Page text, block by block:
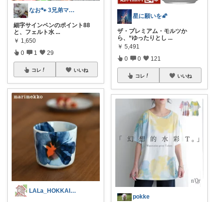
なお🐾 3兄弟ママ🐈‍⬛🐈
細字サインペンのポイント88
と、フェルト水 ...
￥ 1,650
0 1 29
コレ いいね
LALa_HOKKAIDO北海道移住生活
星に願いを🌠
ザ・プレミアム・モルツか
ら、“ゆったりとし ...
￥ 5,491
0 0 121
コレ いいね
pokke